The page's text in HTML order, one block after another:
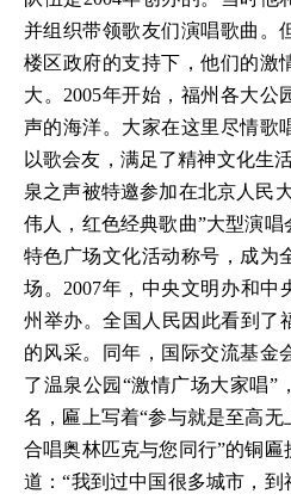
并组织带领歌友们演唱歌曲。
楼区政府的支持下，他们的激
大。2005年开始，福州各大公
声的海洋。大家在这里尽情歌
以歌会友，满足了精神文化生
泉之声被特邀参加在北京人民
伟人，红色经典歌曲”大型演
特色广场文化活动称号，成为
场。2007年，中央文明办和中
州举办。全国人民因此看到了
的风采。同年，国际交流基金
了温泉公园“激情广场大家唱”
名，匾上写着“参与就是至高
合唱奥林匹克与您同行”的铜
道：“我到过中国很多城市，